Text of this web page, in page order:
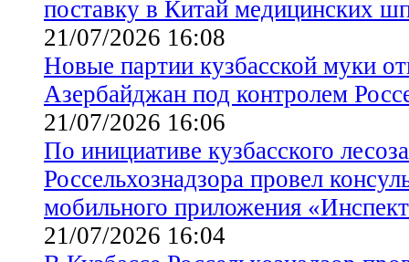
поставку в Китай медицинских
21/07/2026 16:08
Новые партии кузбасской муки
Азербайджан под контролем
21/07/2026 16:06
По инициативе кузбасского
Россельхознадзора провел
мобильного приложения
21/07/2026 16:04